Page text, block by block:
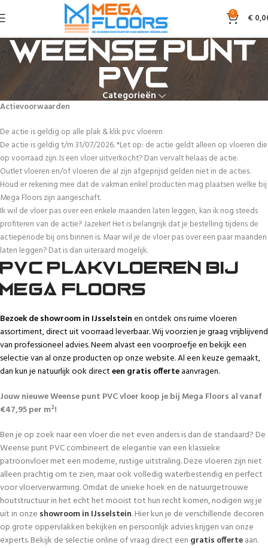
0 €
Weense punt
PVC
Categorieën
Actievoorwaarden
De actie is geldig op alle plak & klik pvc vloeren
De actie is geldig t/m 31/07/2026. *Let op: de actie geldt alleen op vloeren die
op voorraad zijn. Is een vloer uitverkocht? Dan vervalt helaas de actie.
Outlet vloeren en/of vloeren die al zijn afgeprijsd gelden niet in de acties.
Houd er rekening mee dat de vakman enkel producten mag plaatsen welke bij
Mega Floors zijn aangeschaft.
Ik wil de vloer pas over een enkele maanden laten leggen, kan ik nog steeds
profiteren van de actie? Jazeker! Het is belangrijk dat je bestelling tijdens de
actieperiode bij ons binnen is. Maar wil je de vloer pas over een paar maanden
laten leggen? Dat is dan uiteraard mogelijk.
PVC plakvloeren bij
Mega Floors
Bezoek de showroom in IJsselsteinen ontdek ons ruime vloeren
assortiment, direct uit voorraad leverbaar. Wij voorzien je graag vrijblijvend
van professioneel advies. Neem alvast een voorproefje en bekijk een
selectie van al onze producten op onze website. Al een keuze gemaakt,
dan kun je natuurlijk ook directeen gratis offerteaanvragen.
Jouw nieuwe Weense punt PVC vloer koop je bij Mega Floors al vanaf
€47,95 per m²!
Ben je op zoek naar een vloer die net even anders is dan de standaard? De
Weense punt PVC combineert de elegantie van een klassieke
patroonvloer met een moderne, rustige uitstraling. Deze vloeren zijn niet
alleen prachtig om te zien, maar ook volledig waterbestendig en perfect
voor vloerverwarming. Omdat de unieke hoek en de natuurgetrouwe
houtstructuur in het echt het mooist tot hun recht komen, nodigen wij je
uit in onze showroom in IJsselstein. Hier kun je de verschillende decoren
op grote oppervlakken bekijken en persoonlijk advies krijgen van onze
experts. Bekijk de selectie online of vraag direct een gratis offerteaan.